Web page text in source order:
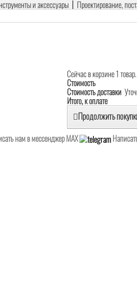
и аксессуары │ Проектирование,
Сейчас в корзине 1 товар.
Стоимость
Стоимость доставки
Итого, к оплате
Продолжить
нам в мессенджер MAX